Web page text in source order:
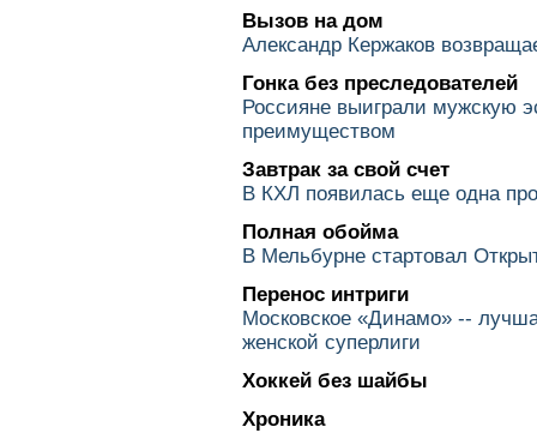
Вызов на дом
Александр Кержаков
Гонка без преследователей
Россияне выиграли мужскую
преимуществом
Завтрак за свой счет
В КХЛ появилась еще одна
Полная обойма
В Мельбурне стартовал
Перенос интриги
Московское «Динамо» --
женской суперлиги
Хоккей без шайбы
Хроника